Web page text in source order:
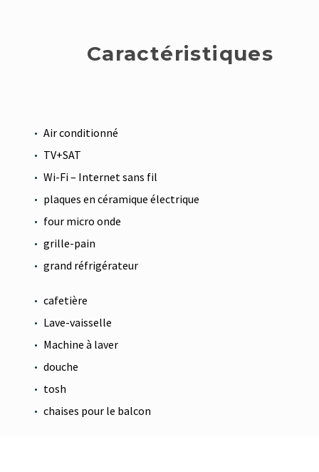
Caractéristiques
Air conditionné
TV+SAT
Wi-Fi – Internet sans fil
plaques en céramique électrique
four micro onde
grille-pain
grand réfrigérateur
cafetière
Lave-vaisselle
Machine à laver
douche
tosh
chaises pour le balcon